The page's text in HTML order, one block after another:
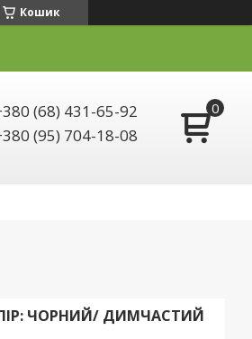
Кошик
(68) 431-65-92
(95) 704-18-08
ЧОРНИЙ/ ДИМЧАСТИЙ